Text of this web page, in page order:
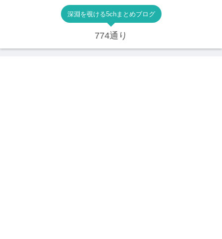
深淵を覗ける5chまとめブログ
774通り